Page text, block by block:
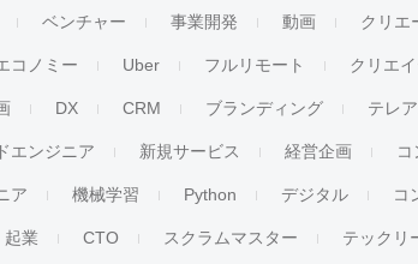
ベンチャー 事業開発 動画 クリエ
コノミー Uber フルリモート クリエ
DX CRM ブランディング テレ
エンジニア 新規サービス 経営企画 コ
ア 機械学習 Python デジタル コ
起業 CTO スクラムマスター テックリ